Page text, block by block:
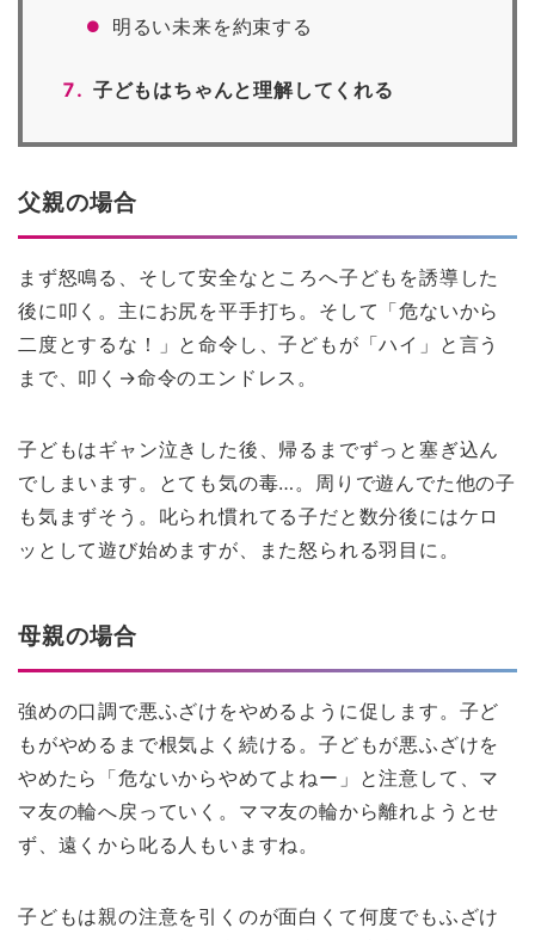
明るい未来を約束する
子どもはちゃんと理解してくれる
父親の場合
まず怒鳴る、そして安全なところへ子どもを誘導した
後に叩く。主にお尻を平手打ち。そして「危ないから
二度とするな！」と命令し、子どもが「ハイ」と言う
まで、叩く→命令のエンドレス。
子どもはギャン泣きした後、帰るまでずっと塞ぎ込ん
でしまいます。とても気の毒…。周りで遊んでた他の子
も気まずそう。叱られ慣れてる子だと数分後にはケロ
ッとして遊び始めますが、また怒られる羽目に。
母親の場合
強めの口調で悪ふざけをやめるように促します。子ど
もがやめるまで根気よく続ける。子どもが悪ふざけを
やめたら「危ないからやめてよねー」と注意して、マ
マ友の輪へ戻っていく。ママ友の輪から離れようとせ
ず、遠くから叱る人もいますね。
子どもは親の注意を引くのが面白くて何度でもふざけ